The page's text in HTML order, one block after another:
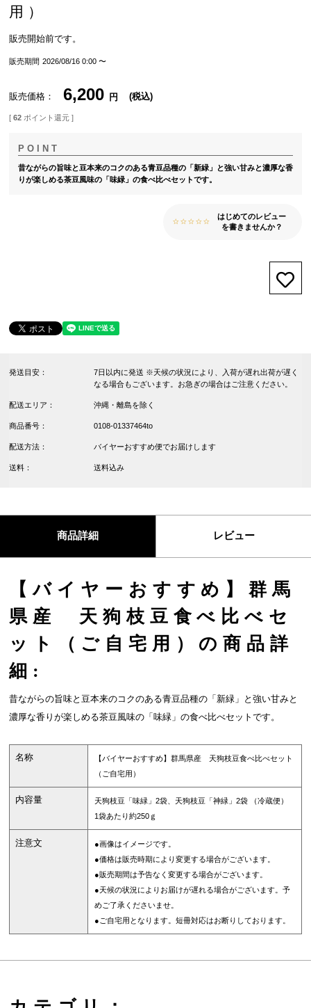
用）
販売開始前です。
販売期間 2026/08/16 0:00 〜
販売価格 6,200 税込
[ 62 ポイント還元 ]
昔ながらの旨味と豆本来のコクのある青豆品種の「新緑」と強い甘みと濃厚な香
りが楽しめる茶豆風味の「味緑」の食べ比べセットです。
はじめてのレビュー
を書きませんか？
発送目安：
7日以内に発送 ※天候の状況により、入荷が遅れ出荷が遅く
なる場合もございます。お急ぎの場合はご注意ください。
配送エリア： 沖縄・離島を除く
商品番号： 0108-01337464to
配送方法： バイヤーおすすめ便でお届けします
送料： 送料込み
商品詳細 レビュー
【バイヤーおすすめ】群馬
県産 天狗枝豆食べ比べセ
ット（ご自宅用）の商品詳
細:
昔ながらの旨味と豆本来のコクのある青豆品種の「新緑」と強い甘みと
濃厚な香りが楽しめる茶豆風味の「味緑」の食べ比べセットです。
名称
【バイヤーおすすめ】群馬県産 天狗枝豆食べ比べセット
（ご自宅用）
内容量
天狗枝豆「味緑」2袋、天狗枝豆「神緑」2袋 （冷蔵便）
1袋あたり約250ｇ
注意文
●画像はイメージです。
●価格は販売時期により変更する場合がございます。
●販売期間は予告なく変更する場合がございます。
●天候の状況によりお届けが遅れる場合がございます。予
めご了承くださいませ。
●ご自宅用となります。短冊対応はお断りしております。